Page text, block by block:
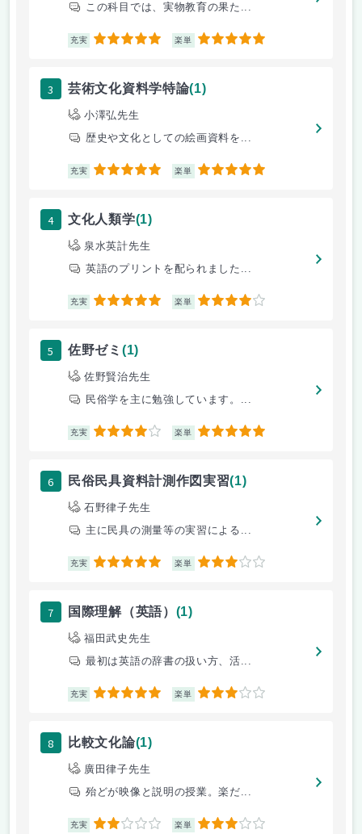
この科目では、実物教育の果た...
充実 5 楽単 5
3 芸術文化資料学特論(1)
小澤弘先生
歴史や文化としての絵画資料を...
充実 5 楽単 5
4 文化人類学(1)
泉水英計先生
英語のプリントを配られました...
充実 5 楽単 4
5 佐野ゼミ (1)
佐野賢治先生
民俗学を主に勉強しています。...
充実 4 楽単 5
6 民俗民具資料計測作図実習(1)
石野律子先生
主に民具の測量等の実習による...
充実 5 楽単 3
7 国際理解（英語） (1)
福田武史先生
最初は英語の辞書の扱い方、活...
充実 5 楽単 3
8 比較文化論(1)
廣田律子先生
殆どが映像と説明の授業。楽だ...
充実 2 楽単 3